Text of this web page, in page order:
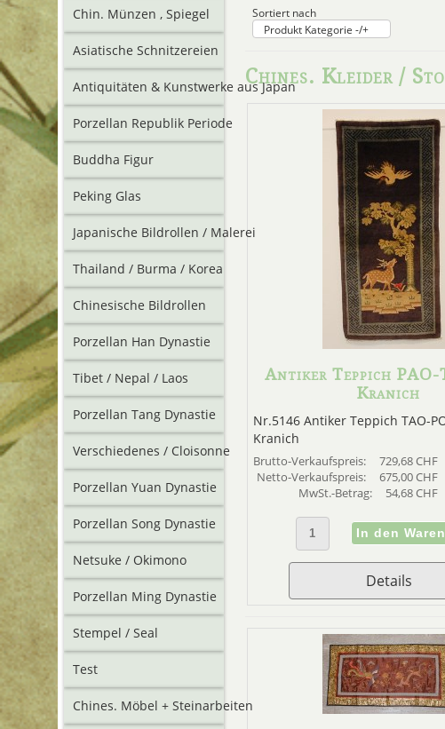
Chin. Münzen , Spiegel
Asiatische Schnitzereien
Antiquitäten & Kunstwerke aus Japan
Porzellan Republik Periode
Buddha Figur
Peking Glas
Japanische Bildrollen / Malerei
Thailand / Burma / Korea
Chinesische Bildrollen
Porzellan Han Dynastie
Tibet / Nepal / Laos
Porzellan Tang Dynastie
Verschiedenes / Cloisonne
Porzellan Yuan Dynastie
Porzellan Song Dynastie
Netsuke / Okimono
Porzellan Ming Dynastie
Stempel / Seal
Test
Chines. Möbel + Steinarbeiten
Sortiert nach
Produkt Kategorie -/+
Chines. Kleider /
Antiker Teppich
Kranich
Nr.5146 Antiker Teppich TAO-
Kranich
Brutto-Verkaufspreis:
729,68 CHF
Netto-Verkaufspreis:
675,00 CHF
MwSt.-Betrag:
54,68 CHF
Details